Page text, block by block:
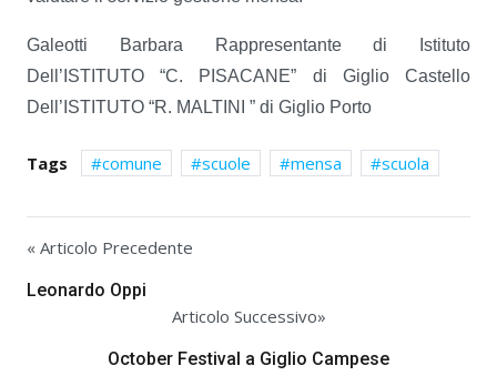
Galeotti Barbara Rappresentante di Istituto
Dell’ISTITUTO “C. PISACANE” di Giglio Castello
Dell’ISTITUTO “R. MALTINI ” di Giglio Porto
Tags comune scuole mensa scuola
« Articolo Precedente
Leonardo Oppi
Articolo Successivo»
October Festival a Giglio Campese